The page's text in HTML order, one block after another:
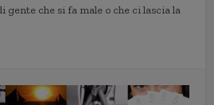
gente che si fa male o che ci lascia la